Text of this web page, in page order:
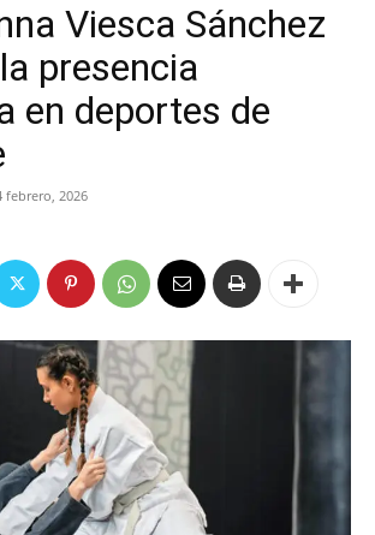
Viesca Sánchez
presencia
en deportes de
febrero, 2026